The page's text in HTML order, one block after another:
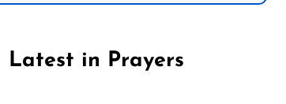
Latest in Prayers